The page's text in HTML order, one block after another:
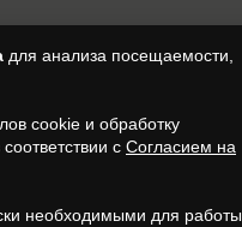
для анализа посещаемости,
cookie и обработку
с Согласием на
необходимыми для работы